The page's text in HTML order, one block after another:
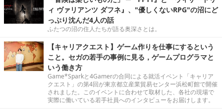
ィ ヴァリアンツ ダフネ』、"優しくないRPG"の沼にど
っぷり沈んだ4人の話
ふたつの沼の住人たちが語る奥深さとは。
【キャリアクエスト】ゲーム作りを仕事にするという
こと。セガの若手の事例に見る，ゲームプログラマと
いう働き方
Game*Sparkと4Gamerの合同による就活イベント「キャリア
クエスト」の第4回が東京都立産業貿易センター浜松町館で開催
されました。このイベントに合わせて取材した、各社の現場で
実際に働いている若手社員へのインタビューをお届けします。